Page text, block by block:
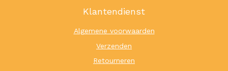
Klantendienst
Algemene voorwaarden
Verzenden
Retourneren